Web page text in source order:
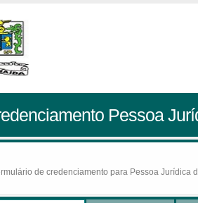
Pessoa
de credenciamento para Pessoa Jurídica